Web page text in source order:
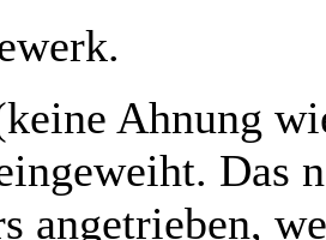
Ahnung
Das
angetrieben,